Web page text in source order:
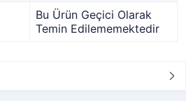
Bu Ürün Geçici Olarak
Temin Edilememektedir